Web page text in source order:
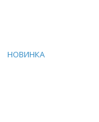
НОВИНКА